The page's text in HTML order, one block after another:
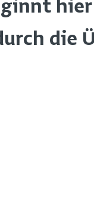
die